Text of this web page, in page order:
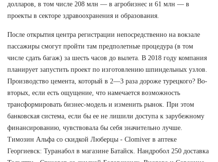
долларов, в том числе 208 млн — в агробизнес и 61 млн — в
проекты в секторе здравоохранения и образования.
После открытия центра регистрации непосредственно на вокзале
пассажиры смогут пройти там предполетные процедура (в том
числе сдать багаж) за шесть часов до вылета. В 2018 году компания
планирует запустить проект по изготовлению шпиндельных узлов.
Производство цемента, который в 2—3 раза дороже турецкого? Во-
вторых, если есть ощущение, что намечается возможность
трансформировать бизнес-модель и изменить рынок. При этом
банковская система, если бы ее не лишили доступа к зарубежному
финансированию, чувствовала бы себя значительно лучше.
Tимозин Альфа со скидкой Люберцы - Clomiver в аптеке
Георгиевск: Туранабол в магазине Батайск. Нандробол 250 доставка